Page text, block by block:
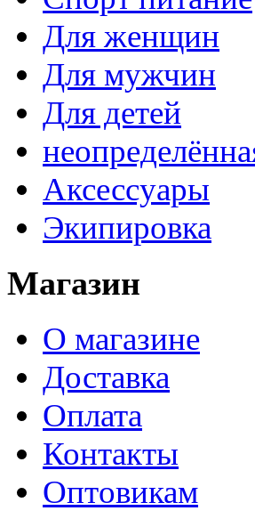
Для женщин
Для мужчин
Для детей
Аксессуары
Экипировка
Магазин
О магазине
Доставка
Оплата
Контакты
Оптовикам